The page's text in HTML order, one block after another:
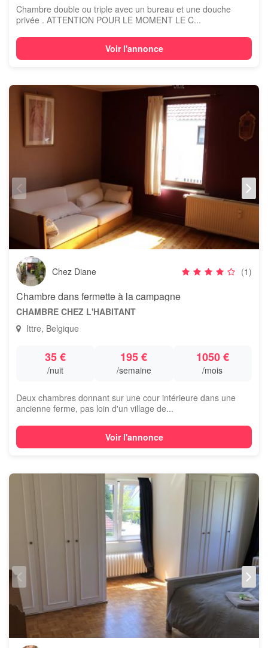
Chambre double ou triple avec un bureau et une douche
privée . ATTENTION POUR LE MOMENT LE C...
Voir l'annonce
Chez Diane (1)
Chambre dans fermette à la campagne
CHAMBRE CHEZ L'HABITANT
Ittre, Belgique
35 €
/nuit
195 €
/semaine
1050 €
/mois
Deux chambres donnant sur une cour intérieure dans une
ancienne ferme, pas loin d'un village de...
Voir l'annonce